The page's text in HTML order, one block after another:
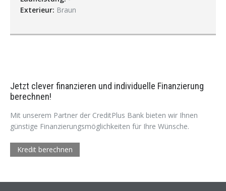
Exterieur: Braun
Jetzt clever finanzieren und individuelle Finanzierung
berechnen!
Mit unserem Partner der CreditPlus Bank bieten wir Ihnen
günstige Finanzierungsmöglichkeiten für Ihre Wünsche.
Kredit berechnen